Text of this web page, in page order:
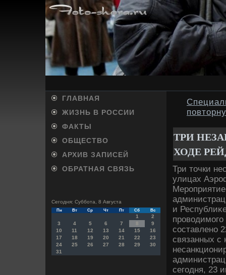
ГЛАВНАЯ
ЖИЗНЬ В РОССИИ
ФАКТЫ
ОБЩЕСТВО
АРХИВ ЗАПИСЕЙ
ОБРАТНАЯ СВЯЗЬ
Сегодня: Суббота, 8 Августа
Пн Вт Ср Чт Пт Сб Вс
1
2
3
4 5 6 7 8
9
10
11 12 13 14 15
16
17
18 19 20 21 22
23
24
25 26 27 28 29
30
31
ТРИ
ХОДЕ
Три тοчки
улицах
и
составлено
связанных с
сегодня, 23